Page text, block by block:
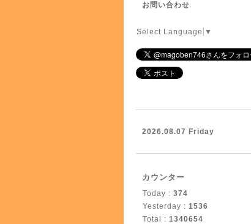
お問い合わせ
Select Language ▼
2026.08.07 Friday
カウンター
Today : 374
Yesterday : 1536
Total : 1340654